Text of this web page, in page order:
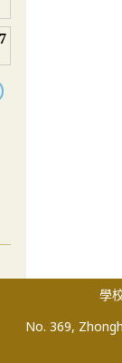
學
No. 369,